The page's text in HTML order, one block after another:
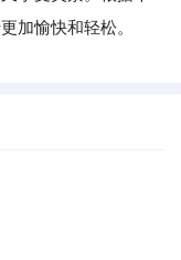
加愉快和轻松。